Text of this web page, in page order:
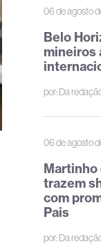
06 de agosto
Belo
mineiros
por:Da
06 de agosto
Martinho
trazem
com
Pais
por:Da